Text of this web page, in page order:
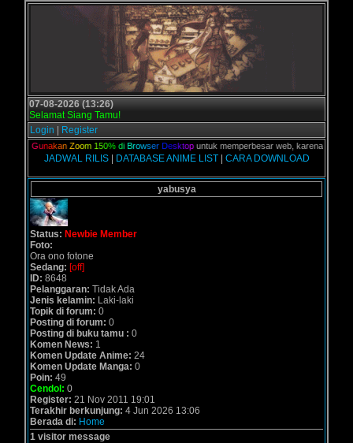
07-08-2026 (13:26)
Selamat Siang Tamu!
Login
Register
Gunakan Z oom 1 50% d B rowser D esktopuntuk memperbesar web, karena aslinya
JADWAL RILIS| DATABASE ANIME LIST| CARA DOWNLOAD
yabusya
Status: Newbie Member
Foto:
Ora ono fotone
Sedang: [off]
ID: 8648
Pelanggaran: Tidak Ada
Jenis kelamin: Laki-laki
Topik di forum: 0
Posting di forum: 0
Posting di buku tamu : 0
Komen News: 1
Komen Update Anime: 24
Komen Update Manga: 0
Poin: 49
Cendol: 0
Register: 21 Nov 2011 19:01
Terakhir berkunjung: 4 Jun 2026 13:06
Berada di: Home
1 visitor message